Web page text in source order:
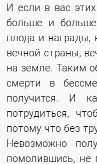
И если в вас
больше и
плода и награды,
вечной страны,
на земле. Таким
смерти в
получится. И
потрудиться,
потому что без
Невозможно
помолившись, не